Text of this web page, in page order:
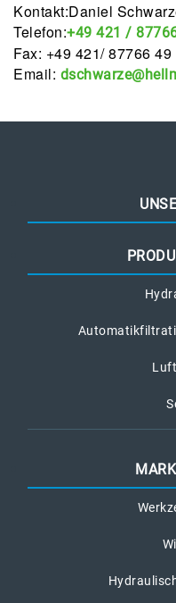
Kontakt:Daniel
Telefon:+49 421 /
Fax: +49 421/ 87766 49
Email: